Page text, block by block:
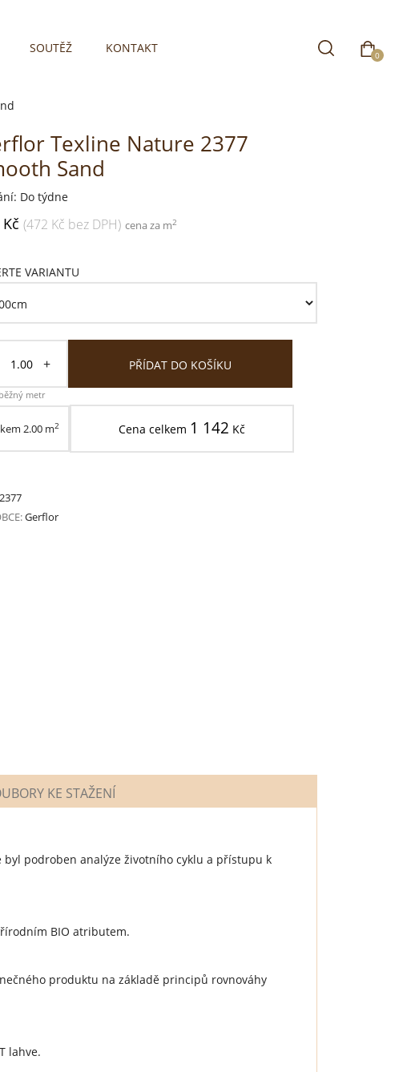
SOUTĚŽ KONTAKT 0
Texline Nature 2377
Sand
Do týdne
(472 Kč bez DPH) cena za m2
VARIANTU
+
běžný metr
PŘÍDAT DO KOŠÍKU
2.00m2 Cena celkem 1 142 Kč
2377
Gerflor
KE STAŽENÍ
podroben analýze životního cyklu a přístupu k
BIO atributem.
produktu na základě principů rovnováhy
lahve.